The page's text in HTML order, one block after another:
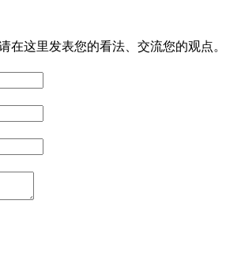
在这里发表您的看法、交流您的观点。